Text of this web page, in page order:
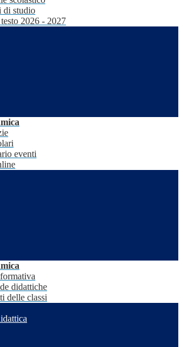
di studio
2026 - 2027
eventi
didattiche
delle classi